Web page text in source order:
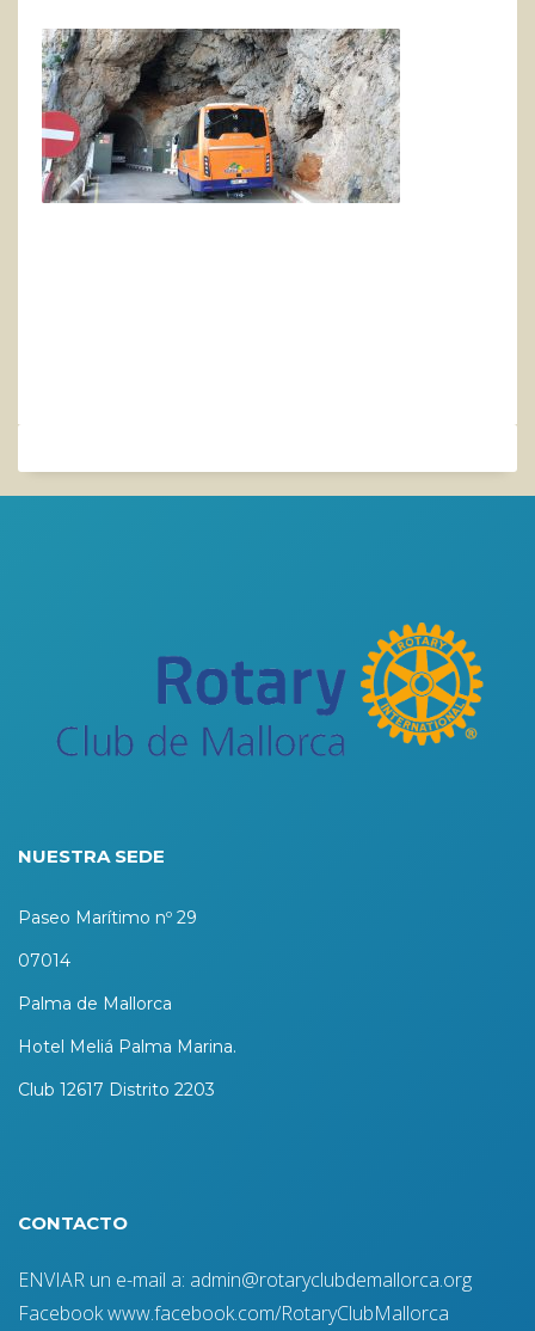
NUESTRA SEDE
Paseo Marítimo nº 29
07014
Palma de Mallorca
Hotel Meliá Palma Marina.
Club 12617 Distrito 2203
CONTACTO
ENVIAR un e-mail a: admin@rotaryclubdemallorca.org
Facebook www.facebook.com/RotaryClubMallorca